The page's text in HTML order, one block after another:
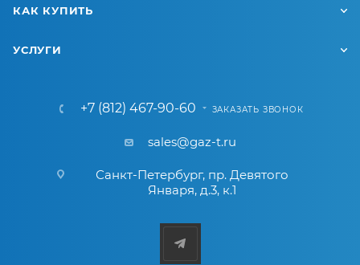
КАК КУПИТЬ
УСЛУГИ
+7 (812) 467-90-60 ЗАКАЗАТЬ ЗВОНОК
sales@gaz-t.ru
Санкт-Петербург, пр. Девятого
Января, д.3, к.1